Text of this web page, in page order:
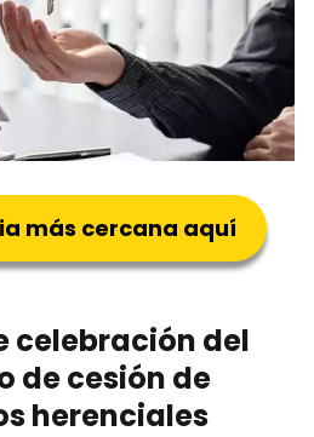
más cercana aquí
celebración del
de cesión de
herenciales